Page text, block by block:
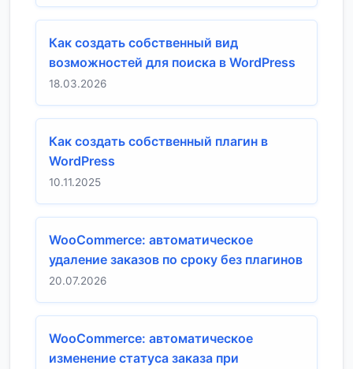
Как создать собственный вид
возможностей для поиска в WordPress
18.03.2026
Как создать собственный плагин в
WordPress
10.11.2025
WooCommerce: автоматическое
удаление заказов по сроку без плагинов
20.07.2026
WooCommerce: автоматическое
изменение статуса заказа при